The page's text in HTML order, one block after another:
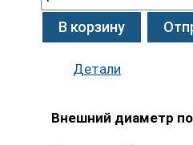
В корзину
Детали
Внешний диаметр